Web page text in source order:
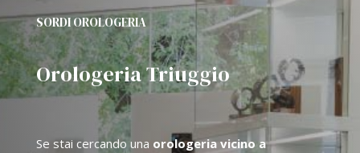
SORDI OROLOGERIA
Orologeria Triuggio
Se stai cercando una orologeria vicino a